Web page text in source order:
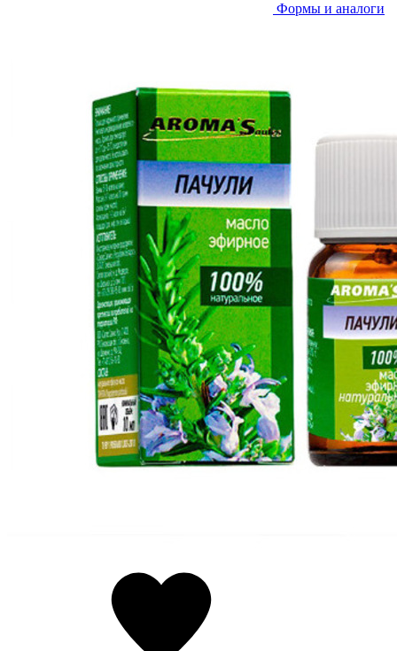
Формы и аналоги